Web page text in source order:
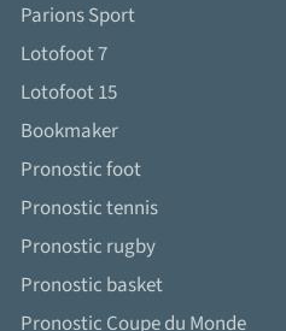
Parions Sport
Lotofoot 7
Lotofoot 15
Bookmaker
Pronostic foot
Pronostic tennis
Pronostic rugby
Pronostic basket
Pronostic Coupe du Monde